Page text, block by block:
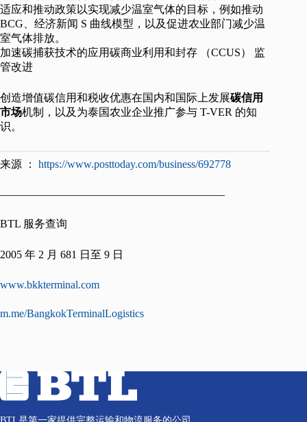
适应和推动政策以实现减少温室气体的目标，例如推动
BCG、经济新闻 S 曲线模型，以及促进农业部门减少温
室气体排放。
加速碳捕获技术的应用碳商业利用和封存 （CCUS） 监
管改进
创造增值碳信用和税收优惠在国内和国际上发展碳信用
市场机制，以及为泰国农业企业推广参与 T-VER 的知
识。
来源 ： https://www.posttoday.com/business/692778
————————————————————–
BTL 服务查询
2005 年 2 月 681 日至 9 日
www.bkkterminal.com
m.me/BangkokTerminalLogistics
BTL是第一家提供完整运输和物流服务的公司。